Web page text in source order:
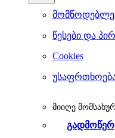
წესები და
Cookies
მიიღე